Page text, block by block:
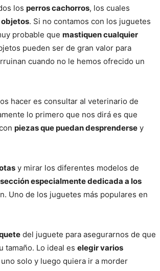
–
Razas
de
Perros
los perros cachorros, los cuales
. Si no contamos con los juguetes
probable que mastiquen cualquier
pueden ser de gran valor para
cuando no le hemos ofrecido un
hacer es consultar al veterinario de
lo primero que nos dirá es que
piezas que puedan desprenderse y
y mirar los diferentes modelos de
sección especialmente dedicada a los
Uno de los juguetes más populares en
del juguete para asegurarnos de que
tamaño. Lo ideal es elegir varios
solo y luego quiera ir a morder